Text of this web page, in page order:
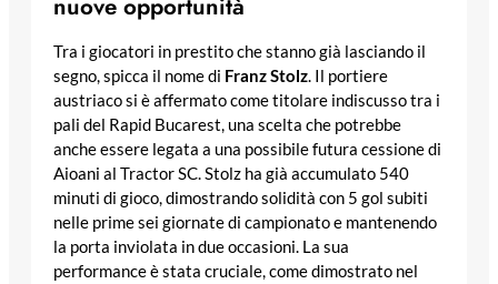
Tra i giocatori in prestito che stanno già lasciando il
segno, spicca il nome di Franz Stolz. Il portiere
austriaco si è affermato come titolare indiscusso tra i
pali del Rapid Bucarest, una scelta che potrebbe
anche essere legata a una possibile futura cessione di
Aioani al Tractor SC. Stolz ha già accumulato 540
minuti di gioco, dimostrando solidità con 5 gol subiti
nelle prime sei giornate di campionato e mantenendo
la porta inviolata in due occasioni. La sua
performance è stata cruciale, come dimostrato nel